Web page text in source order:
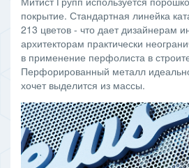
покрытие. Стандартная линейка
213 цветов - что дает дизайнерам
архитекторам практически
в применение перфолиста в
Перфорированный металл
хочет выделится из массы.